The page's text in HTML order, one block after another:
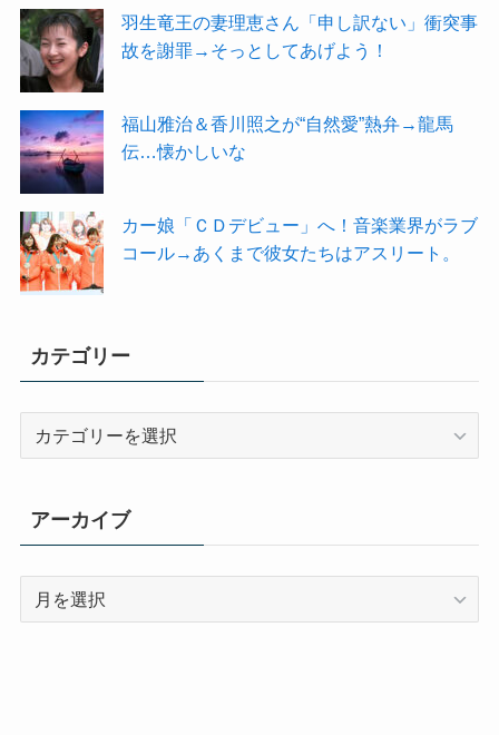
羽生竜王の妻理恵さん「申し訳ない」衝突事
故を謝罪→そっとしてあげよう！
福山雅治＆香川照之が“自然愛”熱弁→龍馬
伝…懐かしいな
カー娘「ＣＤデビュー」へ！音楽業界がラブ
コール→あくまで彼女たちはアスリート。
カテゴリー
リ
ー
アーカイブ